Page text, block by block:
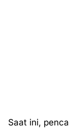
Saat ini,